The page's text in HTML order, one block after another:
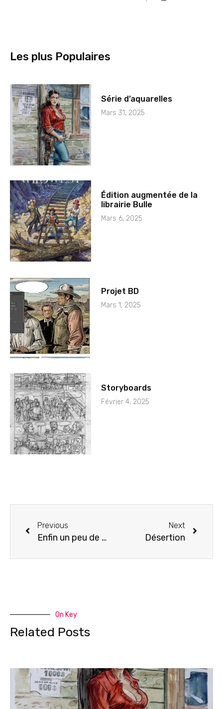
Les plus Populaires
Série d’aquarelles
Mars 31, 2025
Édition augmentée de la
librairie Bulle
Mars 6, 2025
Projet BD
Mars 1, 2025
Storyboards
Février 4, 2025
Previous
Enfin un peu de nouveau !
Next
Désertion
On Key
Related Posts